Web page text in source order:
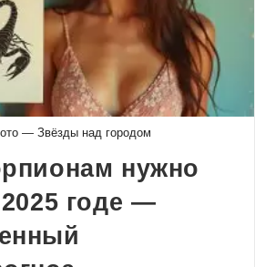
— Звёзды над городом
нужно
годе —